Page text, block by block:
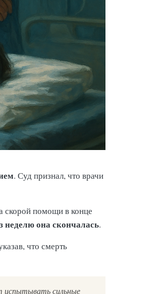
. Суд признал, что врачи
скорой помощи в конце
неделю она скончалась.
что смерть
испытывать сильные